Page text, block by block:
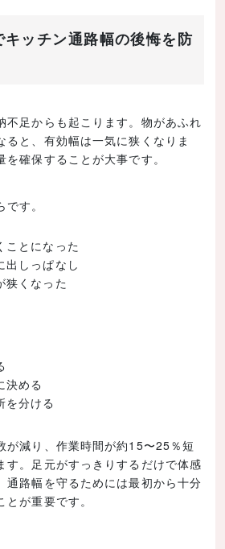
ッチン通路幅の後悔を防
不足からも起こります。物があふれ
ると、有効幅は一気に狭くなりま
確保することが大事です。
す。
ことになった
出しっぱなし
狭くなった
決める
を分ける
が減り、作業時間が約15〜25％短
す。足元がすっきりするだけで体感
通路幅を守るためには最初から十分
が重要です。